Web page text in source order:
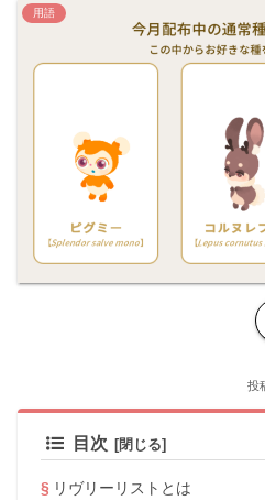
用語
目次
リヴリーリストとは